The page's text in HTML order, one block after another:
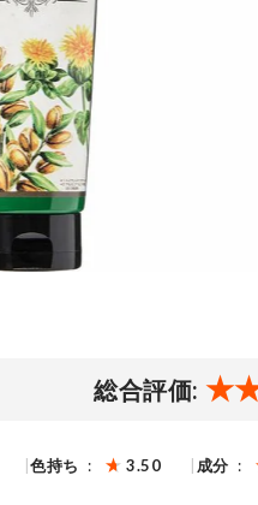
総合評価:
色持ち 3.50 成分